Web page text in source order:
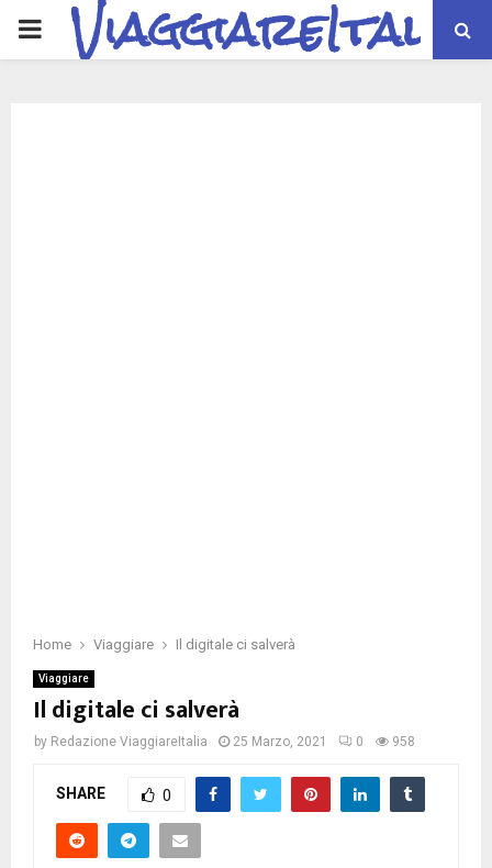
PRIMARYViaggiareItalia
Home Viaggiare Il digitale ci salverà
Viaggiare
Il digitale ci salverà
by Redazione ViaggiareItalia 25 Marzo, 2021 0 958
SHARE 0